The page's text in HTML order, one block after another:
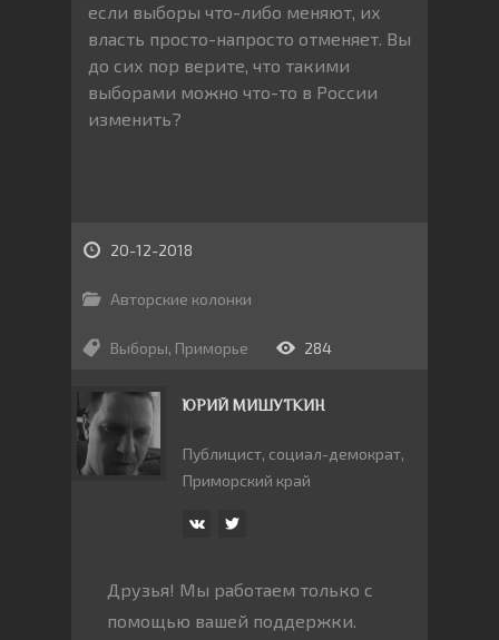
если выборы что-либо меняют, их
власть просто-напросто отменяет. Вы
до сих пор верите, что такими
выборами можно что-то в России
изменить?
20-12-2018
Авторские колонки
Выборы, Приморье 284
ЮРИЙ МИШУТКИН
Публицист, социал-демократ,
Приморский край
Друзья! Мы работаем только с
помощью вашей поддержки.